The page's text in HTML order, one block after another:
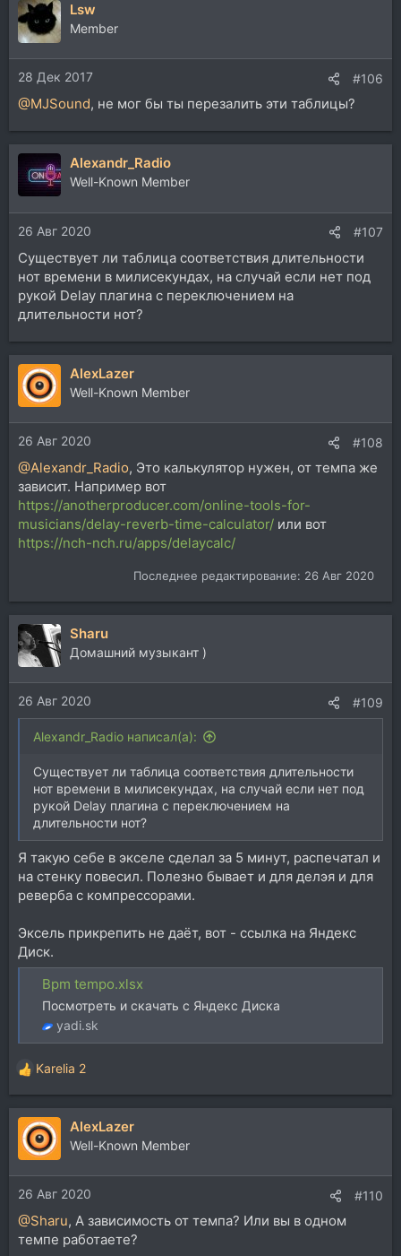
Lsw
Member
28 Дек 2017 #106
@MJSound, не мог бы ты перезалить эти таблицы?
Alexandr_Radio
Well-Known Member
26 Авг 2020 #107
Существует ли таблица соответствия длительности
нот времени в милисекундах, на случай если нет под
рукой Delay плагина с переключением на
длительности нот?
AlexLazer
Well-Known Member
26 Авг 2020 #108
@Alexandr_Radio, Это калькулятор нужен, от темпа же
зависит. Например вот
https://anotherproducer.com/online-tools-for-
musicians/delay-reverb-time-calculator/ или вот
https://nch-nch.ru/apps/delaycalc/
Последнее редактирование: 26 Авг 2020
Sharu
Домашний музыкант )
26 Авг 2020 #109
Alexandr_Radio написал(а):
Существует ли таблица соответствия длительности
нот времени в милисекундах, на случай если нет под
рукой Delay плагина с переключением на
длительности нот?
Я такую себе в экселе сделал за 5 минут, распечатал и
на стенку повесил. Полезно бывает и для делэя и для
реверба с компрессорами.
Эксель прикрепить не даёт, вот - ссылка на Яндекс
Диск.
Bpm tempo.xlsx
Посмотреть и скачать с Яндекс Диска
yadi.sk
Р
е
а
к
ц
и
и
:
Karelia 2
AlexLazer
Well-Known Member
26 Авг 2020 #110
@Sharu, А зависимость от темпа? Или вы в одном
темпе работаете?